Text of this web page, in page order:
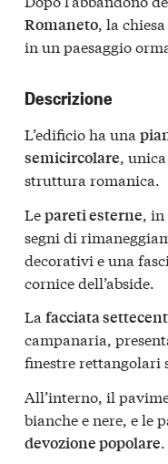
Romaneto, la
in un paesaggio
Descrizione
L’edificio ha una
semicircolare,
struttura romanica.
Lepareti esterne,
segni di
decorativi e una
cornice dell’abside.
La facciata
campanaria,
finestre rettangolari
All’interno, il
bianche e nere, e le
devozione popolare.